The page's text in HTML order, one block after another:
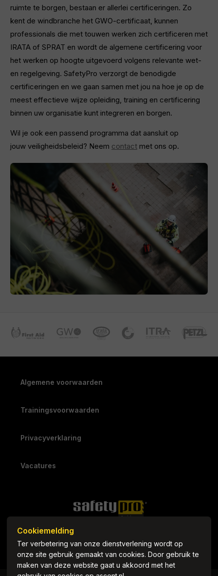
ruimte te borgen, bestaan er allerlei certificeringen. Zo
kent de windbranche het GWO-certificaat, kunnen
professionals die met touwen werken zich certificeren met
IRATA of SPRAT en wordt de algemene certificering voor
het werken op hoogte uitgevoerd volgens relevante wet-
en regelgeving. SafetyPro verzorgt de benodigde
certificeringen en we gaan samen met jou na hoe je op de
meest effectieve wijze opleiding, training en certificering
binnen uw organisatie kunt integreren en borgen.
Wil je ook een passend programma dat aansluit op
jouw veiligheidsbeleid? Neem contact met ons op.
Algemene voorwaarden
Trainingsvoorwaarden
Privacyverklaring
Vacatures
Cookiemelding
Ter verbetering van onze dienstverlening wordt op
onze site gebruik gemaakt van cookies. Door gebruik te
maken van deze website gaat u akkoord met het